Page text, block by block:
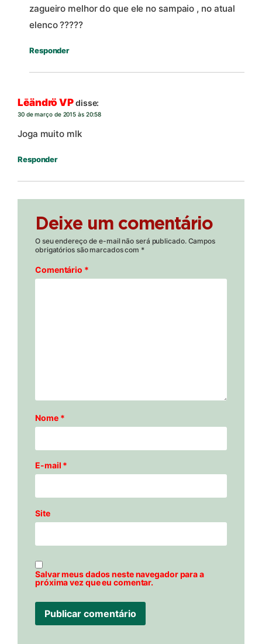
zagueiro melhor do que ele no sampaio , no atual
elenco ?????
Responder
Lēändrö VPdisse:
30 de março de 2015 às 20:58
Joga muito mlk
Responder
Deixe um comentário
O seu endereço de e-mail não será publicado. Campos
obrigatórios são marcados com *
Comentário *
Nome *
E-mail *
Site
Salvar meus dados neste navegador para a
próxima vez que eu comentar.